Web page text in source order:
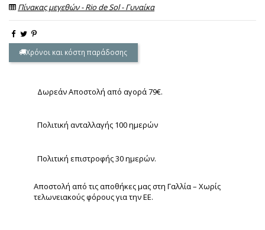
Πίνακας μεγεθών - Rio de Sol - Γυναίκα
Χρόνοι και κόστη παράδοσης
Δωρεάν Αποστολή από αγορά 79€.
Πολιτική ανταλλαγής 100 ημερών
Πολιτική επιστροφής 30 ημερών.
Αποστολή από τις αποθήκες μας στη Γαλλία – Χωρίς
τελωνειακούς φόρους για την ΕΕ.